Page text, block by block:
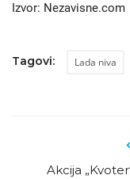
Izvor: Nezavisne.com
Tagovi: Lada niva
Akcija